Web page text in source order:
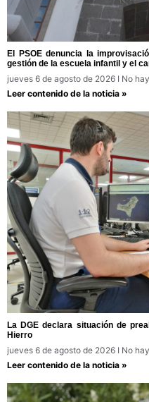
El PSOE denuncia la
gestión de la escuela infantil y el
jueves 6 de agosto de 2026
No
Leer contenido de la noticia »
La DGE declara situación de
Hierro
jueves 6 de agosto de 2026
No
Leer contenido de la noticia »